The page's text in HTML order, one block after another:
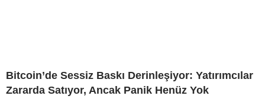
Bitcoin’de Sessiz Baskı Derinleşiyor: Yatırımcılar
Zararda Satıyor, Ancak Panik Henüz Yok